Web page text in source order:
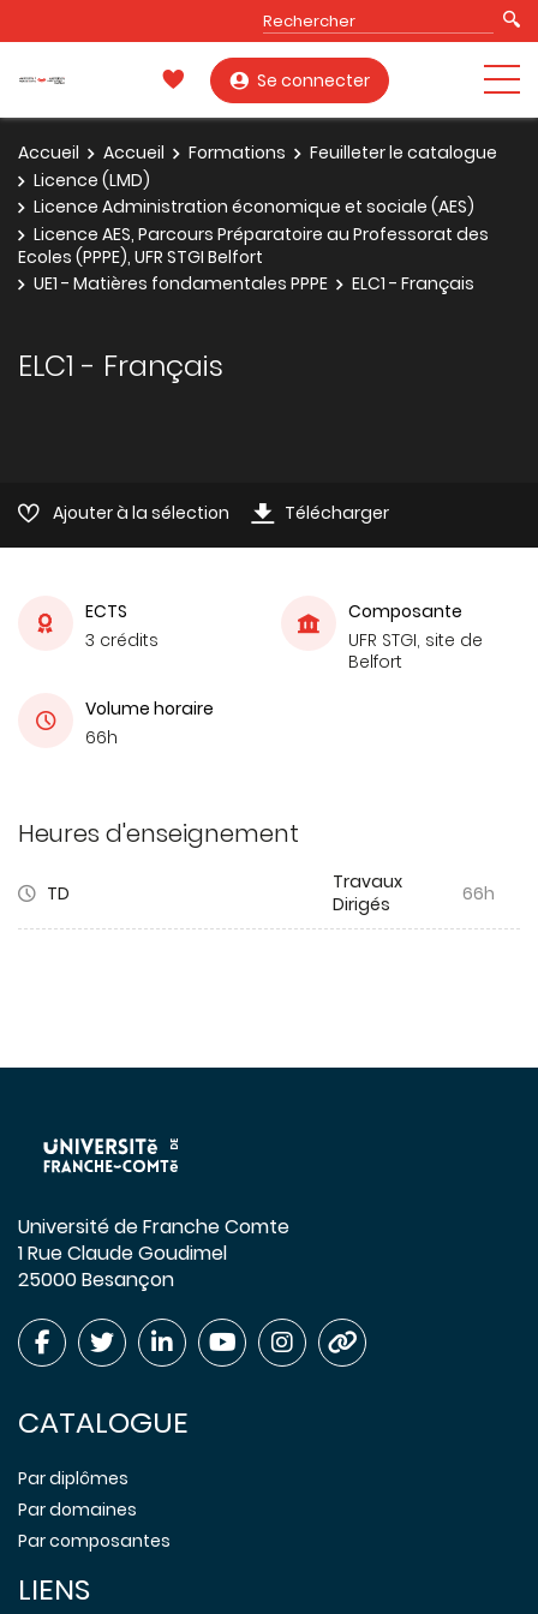
Se connecter
Accueil Accueil Formations
Feuilleter le catalogue
Licence (LMD)
Licence Administration économique et sociale (AES)
Licence AES, Parcours Préparatoire au Professorat des
Ecoles (PPPE), UFR STGI Belfort
UE1 - Matières fondamentales PPPE
ELC1 - Français
ELC1 - Français
Ajouter à la sélection Télécharger
ECTS
3 crédits
Composante
UFR STGI, site de
Belfort
Volume horaire
66h
Heures d'enseignement
TD
Travaux
Dirigés
66h
Université de Franche Comte
1 Rue Claude Goudimel
25000 Besançon
CATALOGUE
Par diplômes
Par domaines
Par composantes
LIENS